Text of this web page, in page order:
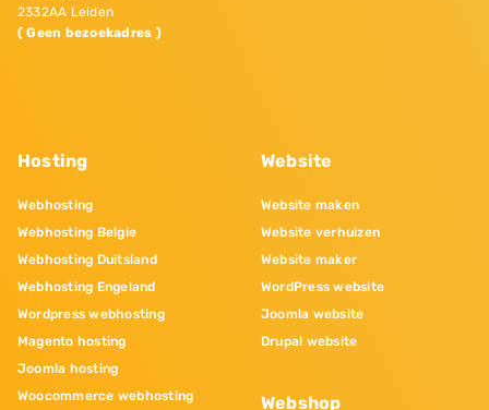
2332AA Leiden
( Geen bezoekadres )
Hosting
Webhosting
Webhosting Belgie
Webhosting Duitsland
Webhosting Engeland
Wordpress webhosting
Magento hosting
Joomla hosting
Woocommerce webhosting
Website
Website maken
Website verhuizen
Website maker
WordPress website
Joomla website
Drupal website
Webshop